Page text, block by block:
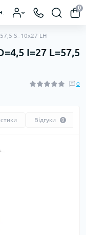
0
S=10x27 LH
I=27 L=57,5
0
Відгуки 0